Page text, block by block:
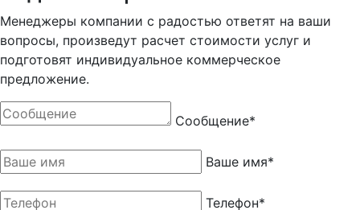
Менеджеры компании с радостью ответят на ваши
вопросы, произведут расчет стоимости услуг и
подготовят индивидуальное коммерческое
предложение.
Сообщение*
Ваше имя*
Телефон*